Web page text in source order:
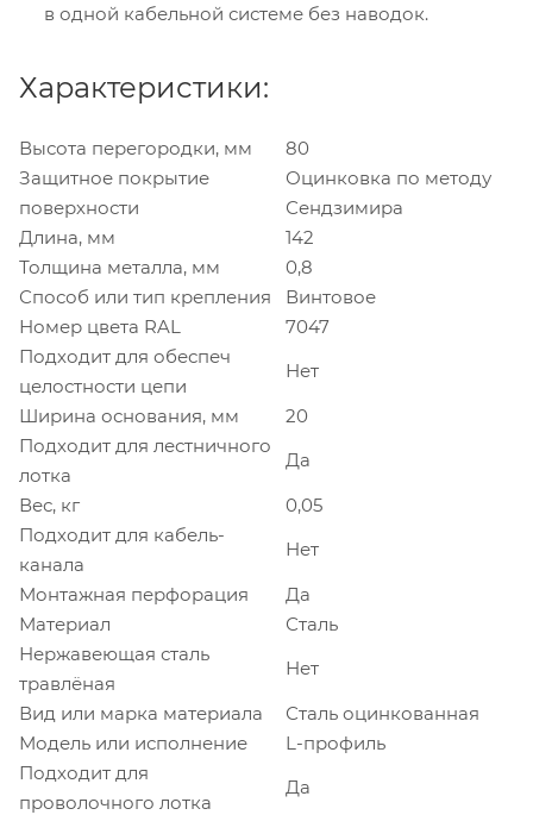
в одной кабельной системе без наводок.
Характеристики:
Высота перегородки, мм
80
Защитное покрытие
поверхности
Оцинковка по методу
Сендзимира
Длина, мм
142
Толщина металла, мм
0,8
Способ или тип крепления
Винтовое
Номер цвета RAL
7047
Подходит для обеспеч
целостности цепи
Нет
Ширина основания, мм
20
Подходит для лестничного
лотка
Да
Вес, кг
0,05
Подходит для кабель-
канала
Нет
Монтажная перфорация
Да
Материал
Сталь
Нержавеющая сталь
травлёная
Нет
Вид или марка материала
Сталь оцинкованная
Модель или исполнение
L-профиль
Подходит для
проволочного лотка
Да